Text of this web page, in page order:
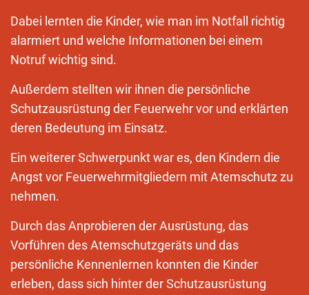
Dabei lernten die Kinder, wie man im Notfall richtig
alarmiert und welche Informationen bei einem
Notruf wichtig sind.
Außerdem stellten wir ihnen die persönliche
Schutzausrüstung der Feuerwehr vor und erklärten
deren Bedeutung im Einsatz.
Ein weiterer Schwerpunkt war es, den Kindern die
Angst vor Feuerwehrmitgliedern mit Atemschutz zu
nehmen.
Durch das Anprobieren der Ausrüstung, das
Vorführen des Atemschutzgeräts und das
persönliche Kennenlernen konnten die Kinder
erleben, dass sich hinter der Schutzausrüstung